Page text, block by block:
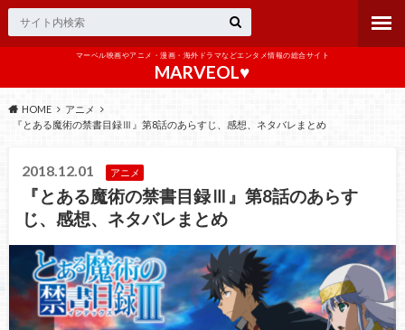
マーベル映画やアニメ・漫画・海外ドラマなどエンタメ情報の総合サイト
MARVEOL♥️
HOME
アニメ
『とある魔術の禁書目録Ⅲ』第8話のあらすじ、感想、ネタバレまとめ
2018.12.01 アニメ
『とある魔術の禁書目録Ⅲ』第8話のあらす
じ、感想、ネタバレまとめ